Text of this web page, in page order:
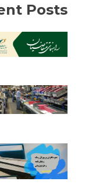
Posts